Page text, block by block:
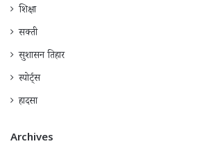
शिक्षा
सक्ती
सुशासन तिहार
स्पोर्ट्स
हादसा
Archives